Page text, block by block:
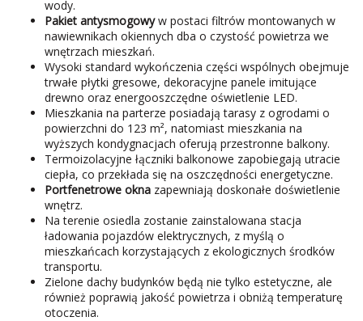
wody.
Pakiet antysmogowyw postaci filtrów montowanych w
nawiewnikach okiennych dba o czystość powietrza we
wnętrzach mieszkań.
Wysoki standard wykończenia części wspólnych obejmuje
trwałe płytki gresowe, dekoracyjne panele imitujące
drewno oraz energooszczędne oświetlenie LED.
Mieszkania na parterze posiadają tarasy z ogrodami o
powierzchni do 123 m², natomiast mieszkania na
wyższych kondygnacjach oferują przestronne balkony.
Termoizolacyjne łączniki balkonowe zapobiegają utracie
ciepła, co przekłada się na oszczędności energetyczne.
Portfenetrowe okna zapewniają doskonałe doświetlenie
wnętrz.
Na terenie osiedla zostanie zainstalowana stacja
ładowania pojazdów elektrycznych, z myślą o
mieszkańcach korzystających z ekologicznych środków
transportu.
Zielone dachy budynków będą nie tylko estetyczne, ale
również poprawią jakość powietrza i obniżą temperaturę
otoczenia.